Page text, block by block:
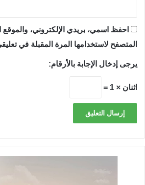
احفظ اسمي، بريدي الإلكتروني، والموقع
المتصفح لاستخدامها المرة المقبلة في
يرجى إدخال الإجابة بالأرقام:
اثنان × 1 =